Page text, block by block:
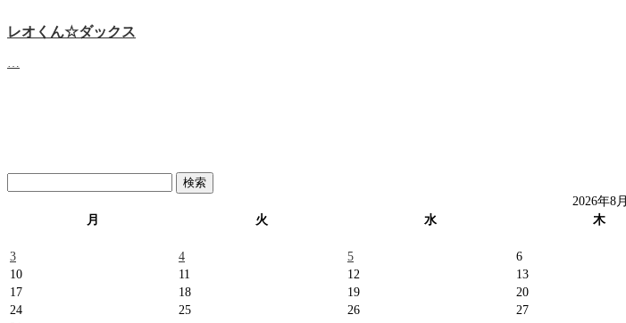
レオくん☆ダックス
索:
2026年8月
月
火 水 木
3
4 5 6
10
11 12 13
17
18 19 20
24
25 26 27